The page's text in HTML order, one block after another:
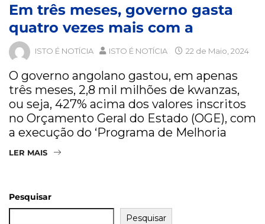
Em três meses, governo gasta
quatro vezes mais com a
ISTO É NOTÍCIA ISTO É NOTÍCIA 22 de Maio, 2024
O governo angolano gastou, em apenas
três meses, 2,8 mil milhões de kwanzas,
ou seja, 427% acima dos valores inscritos
no Orçamento Geral do Estado (OGE), com
a execução do ‘Programa de Melhoria
LER MAIS
Pesquisar
Pesquisar